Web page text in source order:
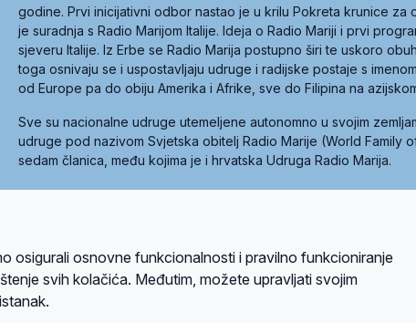
godine. Prvi inicijativni odbor nastao je u krilu Pokreta krunice za
je suradnja s Radio Marijom Italije. Ideja o Radio Mariji i prvi
sjeveru Italije. Iz Erbe se Radio Marija postupno širi te uskoro
toga osnivaju se i uspostavljaju udruge i radijske postaje s
od Europe pa do obiju Amerika i Afrike, sve do Filipina na
Sve su nacionalne udruge utemeljene autonomno u svojim
udruge pod nazivom Svjetska obitelj Radio Marije (World Family
sedam članica, među kojima je i hrvatska Udruga Radio Marija.
osigurali osnovne funkcionalnosti i pravilno funkcioniranje
svih kolačića. Međutim, možete upravljati svojim